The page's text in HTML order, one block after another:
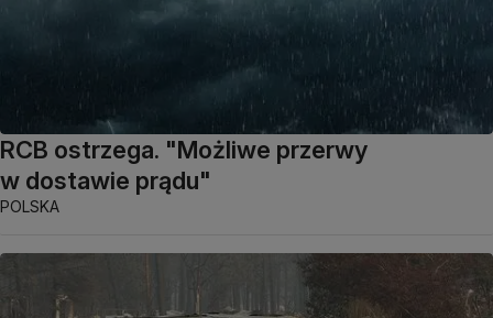
RCB ostrzega. "Możliwe przerwy
w dostawie prądu"
POLSKA